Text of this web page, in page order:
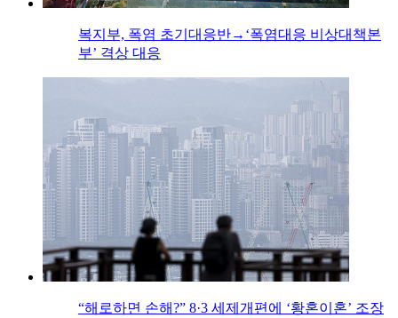
복지부, 폭염 초기대응반→‘폭염대응 비상대책본
부’ 격상 대응
“해로하면 손해?” 8·3 세제개편에 ‘황혼이혼’ 조장